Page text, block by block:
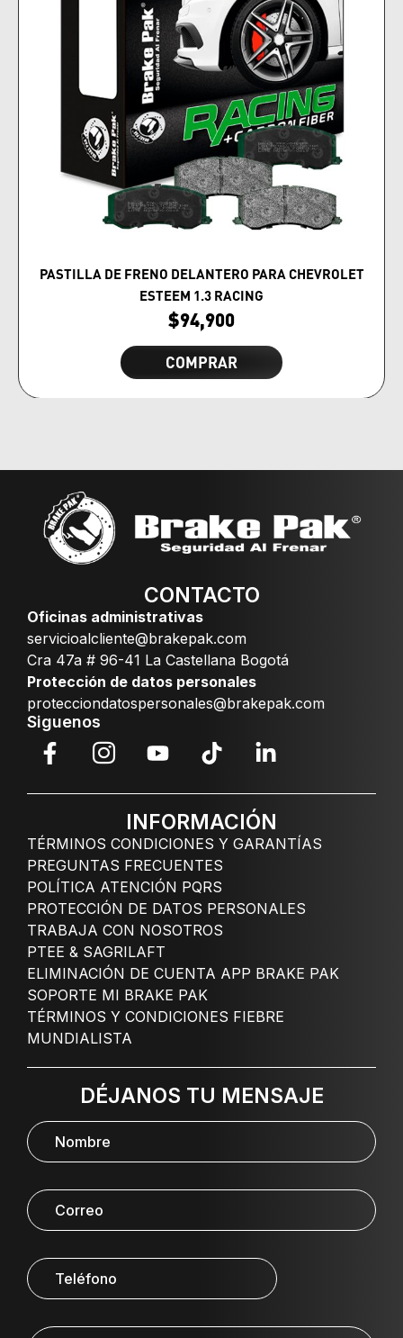
PASTILLA DE FRENO DELANTERO PARA CHEVROLET
ESTEEM 1.3 RACING
$94,900
COMPRAR
CONTACTO
Oficinas administrativas
servicioalcliente@brakepak.com
Cra 47a # 96-41 La Castellana Bogotá
Protección de datos personales
protecciondatospersonales@brakepak.com
Siguenos
INFORMACIÓN
TÉRMINOS CONDICIONES Y GARANTÍAS
PREGUNTAS FRECUENTES
POLÍTICA ATENCIÓN PQRS
PROTECCIÓN DE DATOS PERSONALES
TRABAJA CON NOSOTROS
PTEE & SAGRILAFT
ELIMINACIÓN DE CUENTA APP BRAKE PAK
SOPORTE MI BRAKE PAK
TÉRMINOS Y CONDICIONES FIEBRE
MUNDIALISTA
DÉJANOS TU MENSAJE